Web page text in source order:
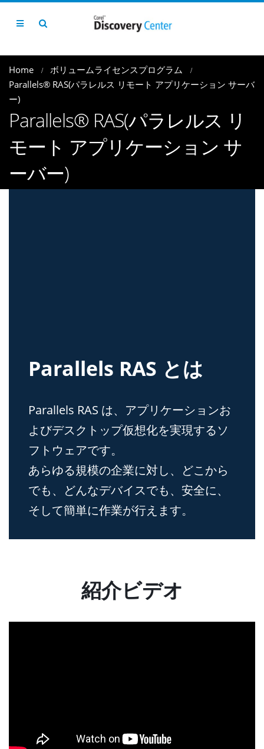
Home
ボリュームライセンスプログラム
Parallels® RAS(パラレルス リモート アプリケーション サーバ
ー)
Parallels® RAS(パラレルス リ
モート アプリケーション サ
ーバー)
Parallels RAS とは
Parallels RAS は、アプリケーションお
よびデスクトップ仮想化を実現するソ
フトウェアです。
あらゆる規模の企業に対し、どこから
でも、どんなデバイスでも、安全に、
そして簡単に作業が行えます。
紹介ビデオ